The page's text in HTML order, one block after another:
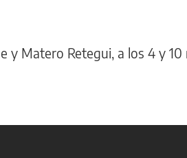
y Matero Retegui, a los 4 y